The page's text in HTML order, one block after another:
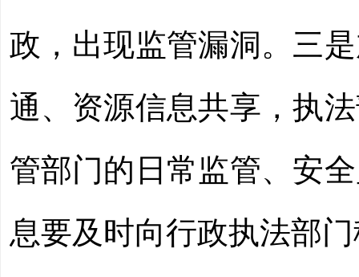
政，出现监管漏洞。 三是
通、资源信息共享，执
管部门的日常监管、安
息要及时向行政执法部